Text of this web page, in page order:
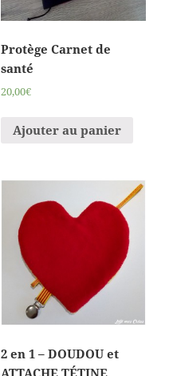
Protège Carnet de
santé
20,00€
Ajouter au panier
2 en 1 – DOUDOU et
ATTACHE TÉTINE